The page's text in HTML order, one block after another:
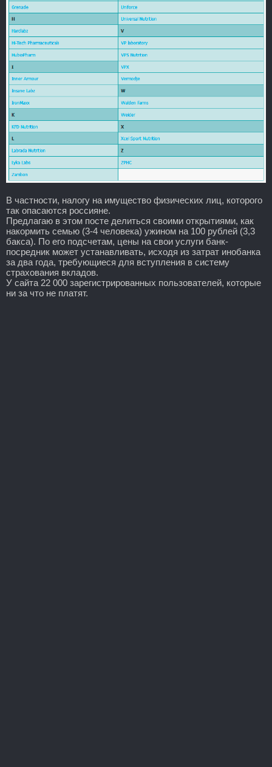
В частности, налогу на имущество физических лиц, которого
так опасаются россияне.
Предлагаю в этом посте делиться своими открытиями, как
накормить семью (3-4 человека) ужином на 100 рублей (3,3
бакса). По его подсчетам, цены на свои услуги банк-
посредник может устанавливать, исходя из затрат инобанка
за два года, требующиеся для вступления в систему
страхования вкладов.
У сайта 22 000 зарегистрированных пользователей, которые
ни за что не платят.